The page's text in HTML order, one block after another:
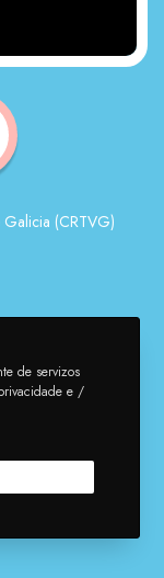
(CRTVG)
de servizos
e /